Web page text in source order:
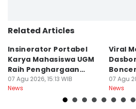
Related Articles
Insinerator Portabel
Karya Mahasiswa UGM
Raih Penghargaan
Internasional
07 Agu 2026, 15:13 WIB
News
Viral
07 Agu
News